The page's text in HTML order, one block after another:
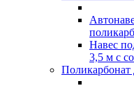
Навес
3,5 м с
Поликарбонат